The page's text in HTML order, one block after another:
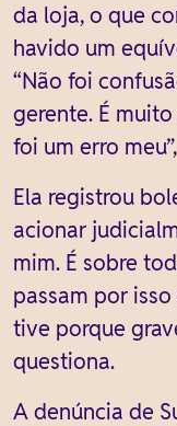
da loja, o que
havido um
“Não foi
gerente. É
foi um erro
Ela registrou
acionar
mim. É sobre
passam por
tive porque
questiona.
A denúncia de